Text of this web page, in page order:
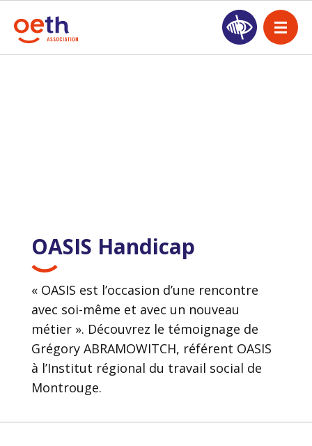
OASIS Handicap
« OASIS est l’occasion d’une rencontre
avec soi-même et avec un nouveau
métier ». Découvrez le témoignage de
Grégory ABRAMOWITCH, référent OASIS
à l’Institut régional du travail social de
Montrouge.